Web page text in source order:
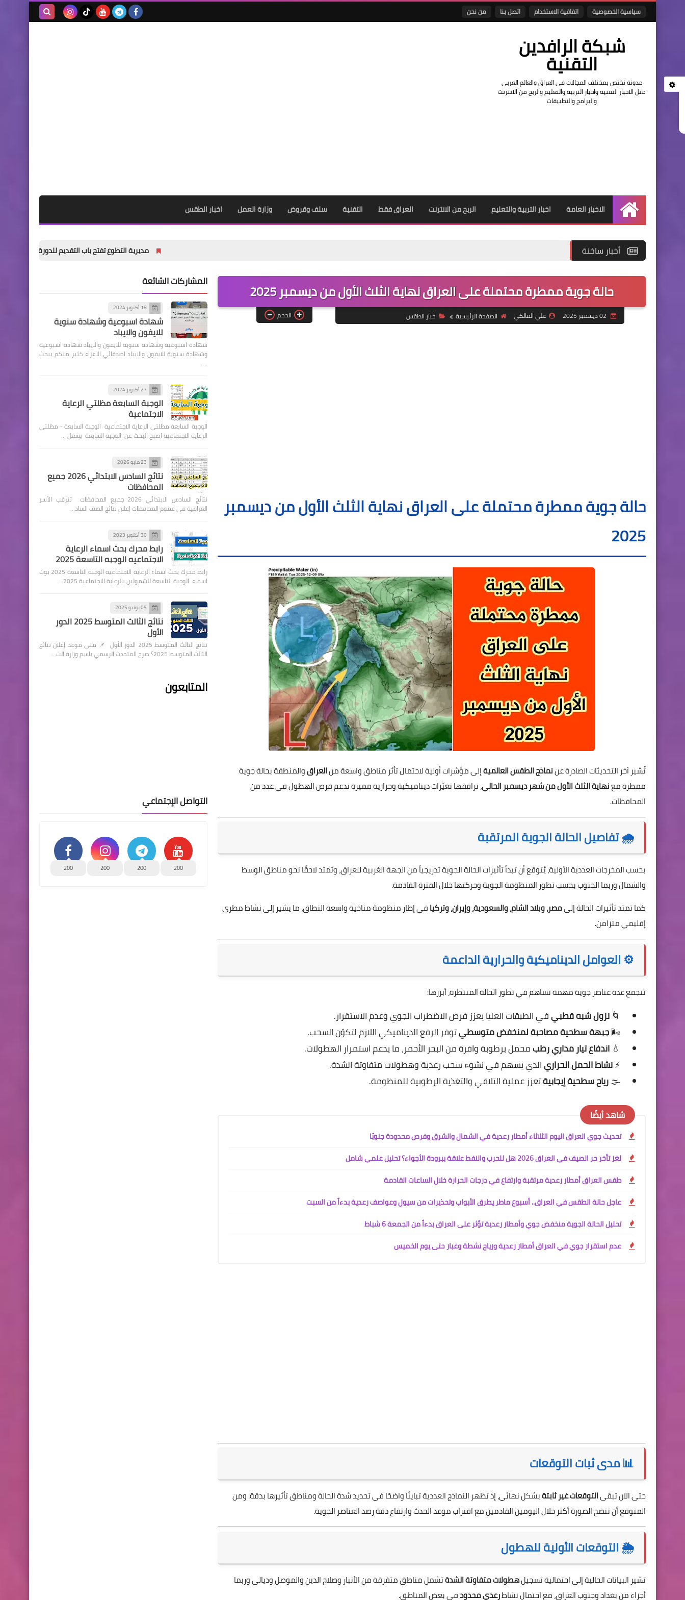
سياسية الخصوصية اتفاقية الاستخدام اتصل بنا من نحن
شبكة الرافدين
التقنية
مدونة تختص بمختلف المجالات في العراق والعالم العربي
مثل الاخبار التقنية واخبار التربية والتعليم والربح من الانترنت
والبرامج والتطبيقات
الرئيسية
الاخبار العامة اخبار التربية والتعليم الربح من الانترنت العراق فقط التقنية سلف وقروض وزارة العمل اخبار الطقس
أخبار ساخنة مديرية التطوع تفتح باب التقديم للدورة (32) للمعهد العالي للتطوير الأمني والإداري
حالة جوية ممطرة محتملة على العراق نهاية الثلث الأول من ديسمبر 2025
علي المالكي الصفحة الرئيسية اخبار الطقس الحجم
حالة جوية ممطرة محتملة على العراق نهاية الثلث الأول من ديسمبر
2025
تُشير آخر التحديثات الصادرة عننماذج الطقس العالميةإلى مؤشرات أولية لاحتمال تأثر مناطق واسعة منالعراقوالمنطقة بحالة جوية
ممطرة معنهاية الثلث الأول من شهر ديسمبر الحالي، ترافقها تغيّرات ديناميكية وحرارية مميزة تدعم فرص الهطول في عدد من
المحافظات.
🌧️ تفاصيل الحالة الجوية المرتقبة
بحسب المخرجات العددية الأولية، يُتوقع أن تبدأ تأثيرات الحالة الجوية تدريجياً من الجهة الغربية للعراق، وتمتد لاحقًا نحو مناطق الوسط
والشمال وربما الجنوب بحسب تطور المنظومة الجوية وحركتها خلال الفترة القادمة.
كما تمتد تأثيرات الحالة إلىمصر، وبلاد الشام، والسعودية، وإيران، وتركيافي إطار منظومة مناخية واسعة النطاق، ما يشير إلى نشاط مطري
إقليمي متزامن.
⚙️ العوامل الديناميكية والحرارية الداعمة
تتجمع عدة عناصر جوية مهمة تساهم في تطور الحالة المنتظرة، أبرزها:
🌀 نزول شبه قطبيفي الطبقات العليا يعزز فرص الاضطراب الجوي وعدم الاستقرار.
🌬️جبهة سطحية مصاحبة لمنخفض متوسطيتوفر الرفع الديناميكي اللازم لتكوّن السحب.
💧 اندفاع تيار مداري رطبمحمل برطوبة وافرة من البحر الأحمر، ما يدعم استمرار الهطولات.
⚡نشاط الحمل الحراريالذي يسهم في نشوء سحب رعدية وهطولات متفاوتة الشدة.
🌫️رياح سطحية إيجابيةتعزز عملية التلاقي والتغذية الرطوبية للمنظومة.
شاهد أيضًا
تحديث جوي العراق اليوم الثلاثاء أمطار رعدية في الشمال والشرق وفرص محدودة جنوبًا
لغز تأخر حر الصيف في العراق 2026 هل للحرب والنفط علاقة ببرودة الأجواء؟ تحليل علمي شامل
طقس العراق أمطار رعدية مرتقبة وارتفاع في درجات الحرارة خلال الساعات القادمة
عاجل حالة الطقس في العراق.. أسبوع ماطر يطرق الأبواب وتحذيرات من سيول وعواصف رعدية بدءاً من السبت
تحليل الحالة الجوية منخفض جوي وأمطار رعدية تؤثر على العراق بدءاً من الجمعة 6 شباط
عدم استقرار جوي في العراق أمطار رعدية ورياح نشطة وغبار حتى يوم الخميس
📊 مدى ثبات التوقعات
حتى الآن تبقىالتوقعات غير ثابتةبشكل نهائي، إذ تظهر النماذج العددية تباينًا واضحًا في تحديد شدة الحالة ومناطق تأثيرها بدقة. ومن
المتوقع أن تتضح الصورة أكثر خلال اليومين القادمين مع اقتراب موعد الحدث وارتفاع دقة رصد العناصر الجوية.
🌦️ التوقعات الأولية للهطول
تشير البيانات الحالية إلى احتمالية تسجيلهطولات متفاوتة الشدةتشمل مناطق متفرقة من الأنبار وصلاح الدين والموصل وديالى وربما
أجزاء من بغداد وجنوب العراق، مع احتمال نشاطرعدي محدودفي بعض المناطق.
المشاركات الشائعة
18 أكتوبر 2024
شهادة اسبوعية وشهادة سنوية
للايفون والايباد
شهادة اسبوعية وشهادة سنوية للايفون والايباد شهادة اسبوعية
وشهادة سنوية للايفون والايباد اصدقائي الاعزاء كثير منكم يبحث
…
27 أكتوبر 2024
الوجبة السابعة مظلتي الرعاية
الاجتماعية
الوجبة السابعة مظلتي الرعاية الاجتماعية الوجبة السابعة - مظلتي
الرعاية الاجتماعية اصبح البحث عن الوجبة السابعة يشغل …
23 مايو 2026
نتائج السادس الابتدائي 2026 جميع
المحافظات
نتائج السادس الابتدائي 2026 جميع المحافظات تترقب الأسر
العراقية في عموم المحافظات إعلان نتائج الصف الساد…
30 أكتوبر 2023
رابط محرك بحث اسماء الرعاية
الاجتماعيه الوجبه التاسعة 2025
رابط محرك بحث اسماء الرعاية الاجتماعيه الوجبه التاسعة 2025 بوت
اسماء الوجبة التاسعة للشمولين بالرعاية الاجتماعية 2025…
05 يونيو 2025
نتائج الثالث المتوسط 2025 الدور
الأول
نتائج الثالث المتوسط 2025 الدور الأول 📌 متى موعد إعلان نتائج
الثالث المتوسط 2025؟ صرح المتحدث الرسمي باسم وزارة الت…
المتابعون
التواصل الإجتماعي
200
200
200
200